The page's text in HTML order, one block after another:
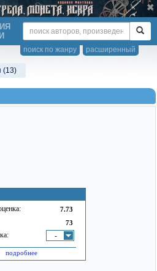
расширенный
поиск по жанру
(13)
7.73
73
-
подробнее